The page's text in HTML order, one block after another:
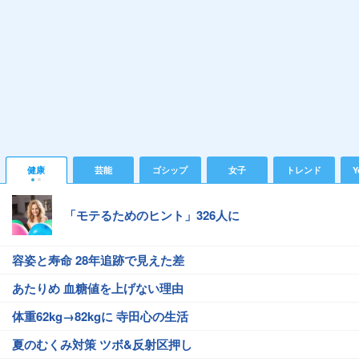
健康 芸能 ゴシップ 女子 トレンド
「モテるためのヒント」326人に
容姿と寿命 28年追跡で見えた差
あたりめ 血糖値を上げない理由
体重62kg→82kgに 寺田心の生活
夏のむくみ対策 ツボ&反射区押し